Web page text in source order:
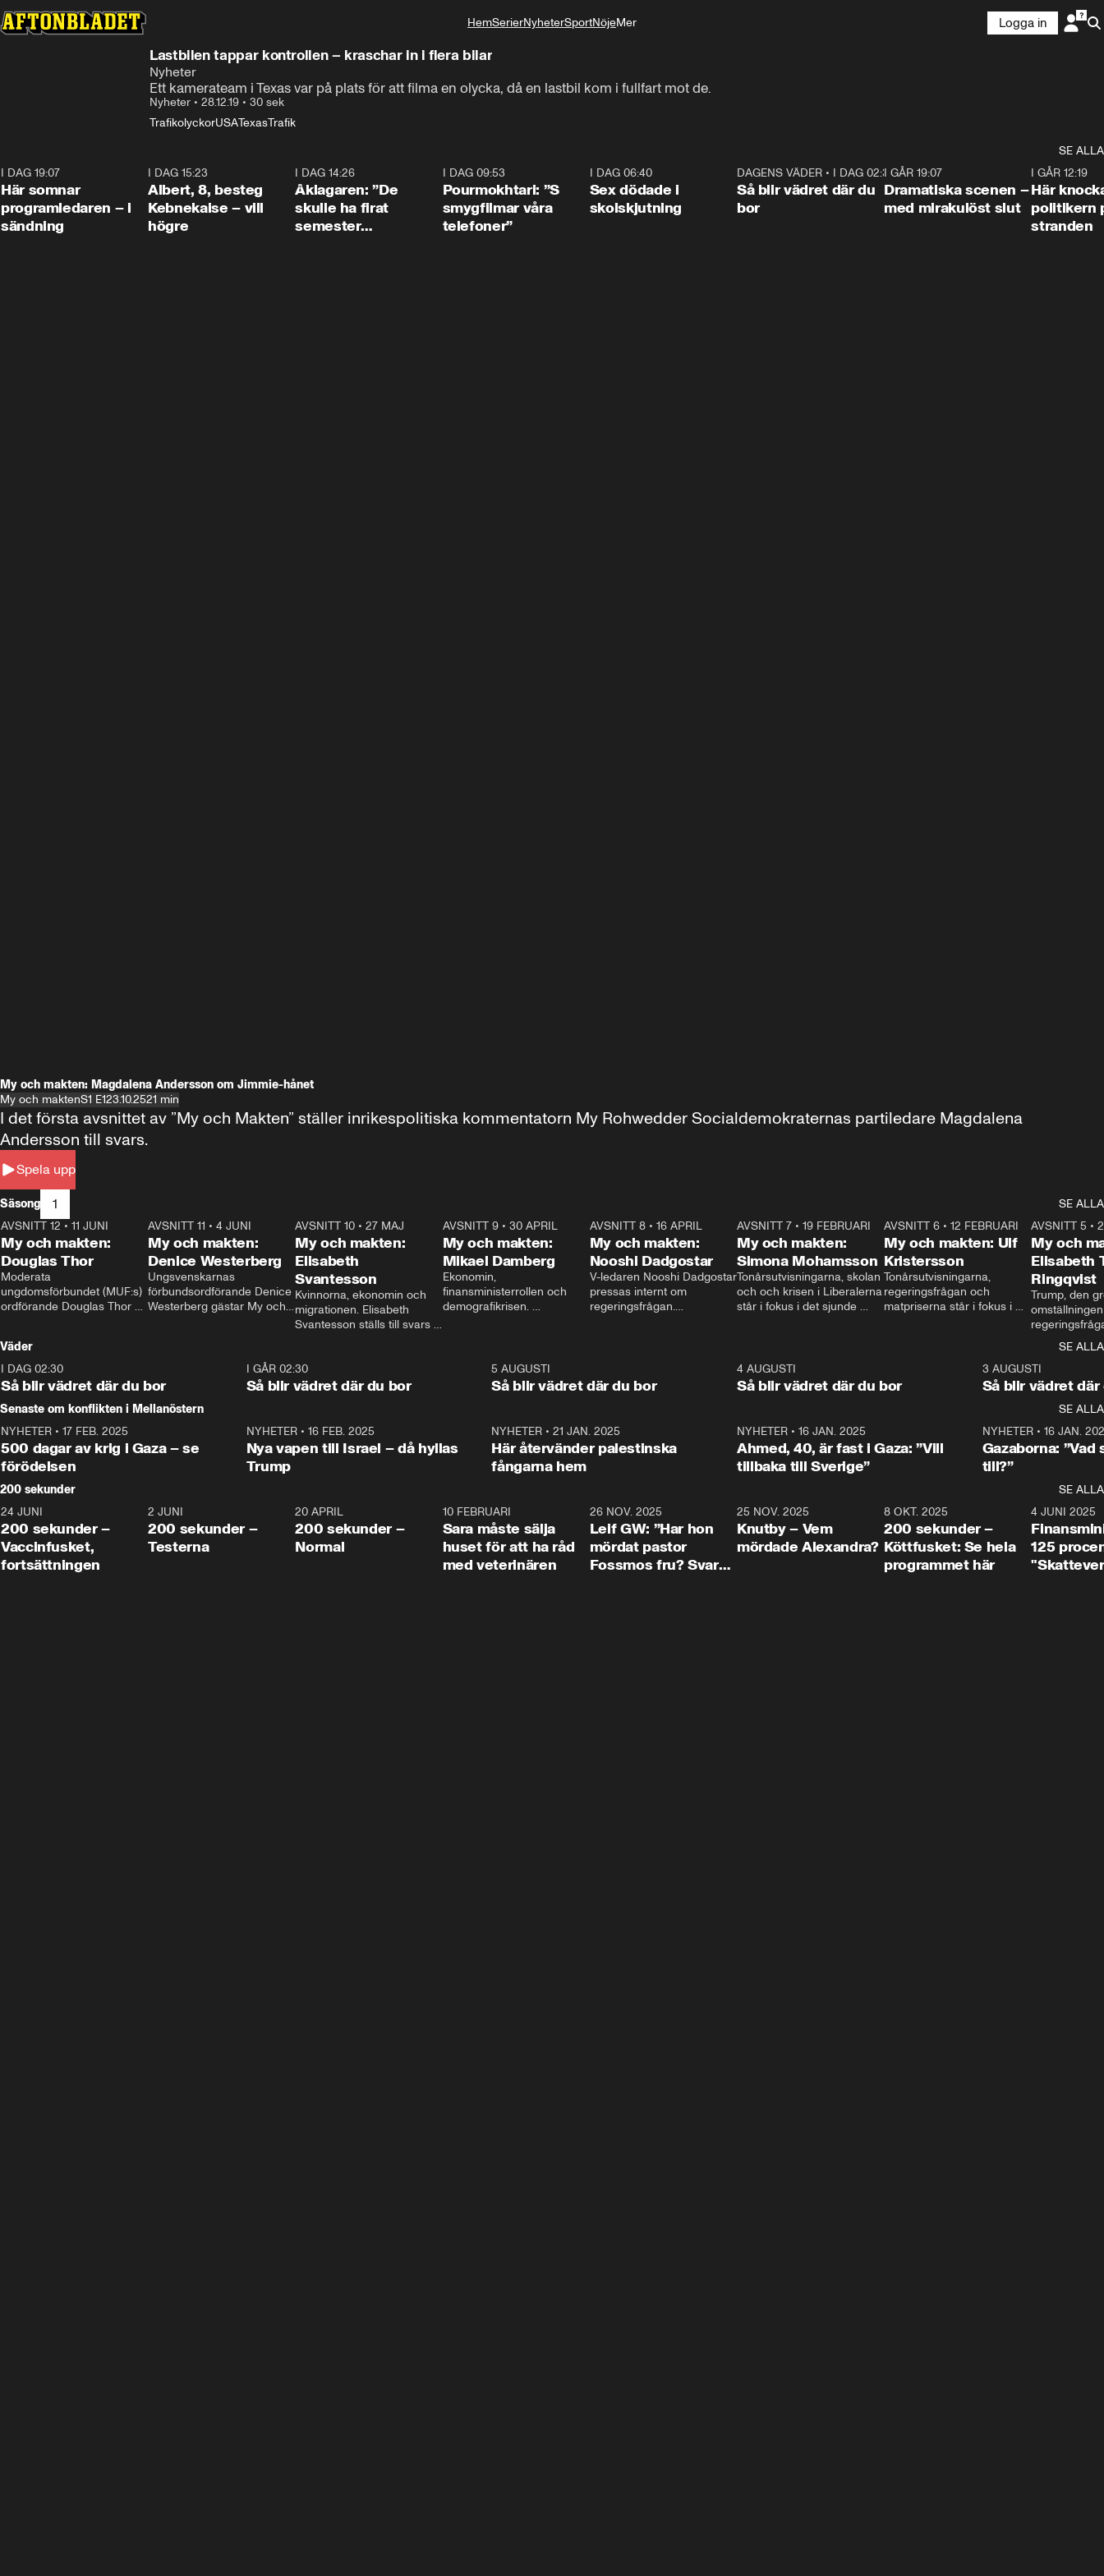
HemSerierNyheterSportNöjeMer
Logga in
Lastbilen tappar kontrollen – kraschar in i flera bilar
Nyheter
Ett kamerateam i Texas var på plats för att filma en olycka, då en lastbil kom i fullfart mot de.
Nyheter • 28.12.19 • 30 sek
TrafikolyckorUSATexasTrafik
SE ALLA
I DAG 19:07
Här somnar
programledaren – i
sändning
I DAG 15:23
Albert, 8, besteg
Kebnekaise – vill
högre
I DAG 14:26
Åklagaren: ”De
skulle ha firat
semester
I DAG 09:53
Pourmokhtari: ”S
smygfilmar våra
telefoner”
I DAG 06:40
Sex dödade i
skolskjutning
1:06
DAGENS VÄDER• I DAG 02:30
Så blir vädret där du
bor
I GÅR 19:07
Dramatiska scenen –
med mirakulöst slut
I GÅR 12:19
Här
politikern
stranden
My och makten: Magdalena Andersson om Jimmie-hånet
My och maktenS1 E123.10.2521 min
Spela upp
I det första avsnittet av ”My och Makten” ställer inrikespolitiska kommentatorn My Rohwedder Socialdemokraternas partiledare Magdalena
Andersson till svars.
Säsong 1
SE ALLA
26:27
AVSNITT 12 • 11 JUNI
My och makten:
Douglas Thor
Moderata
ungdomsförbundet (MUF:s)
ordförande Douglas Thor
tonårsutvisningarna och hur
Moderaterna ska locka
väljare till valet i höst.
23:40
AVSNITT 11 •4 JUNI
My och makten:
Denice Westerberg
Ungsvenskarnas
förbundsordförande Denice
Westerberg gästar My och
AVSNITT 10 •27 MAJ
My och makten:
Elisabeth
Svantesson
Kvinnorna, ekonomin och
migrationen. Elisabeth
Svantesson ställs till svars
AVSNITT 9• 30 APRIL
My och makten:
Mikael Damberg
Ekonomin,
finansministerrollen och
demografikrisen.
och Makten.
AVSNITT 8• 16 APRIL
My och makten:
Nooshi Dadgostar
V-ledaren Nooshi Dadgostar
pressas internt om
regeringsfrågan.
– Vi ställer upp i val. Ska vi
vara med så sitter vi förstås
24:30
AVSNITT 7• 19 FEBRUARI
My och makten:
Simona Mohamsson
Tonårsutvisningarna, skolan
och och krisen i Liberalerna
står i fokus i det sjunde
kommentator My
Rohwedder ställer
utbildnings- och
Mohamsson till svars.
27:30
AVSNITT 6 •12 FEBRUARI
My och makten: Ulf
Kristersson
Tonårsutvisningarna,
regeringsfrågan och
matpriserna står i fokus i
Rohwedder ställer
statsminister Ulf Kristersson
AVSNITT 5 •
My och
Elisabeth
Ringqvist
Trump, den
centrum i
avsnittet av
Makten”. Se
Aftonbladets
Rohwedder
Thand Ring
Väder
SE ALLA
I DAG 02:30
Så blir vädret där du bor
1:06
I GÅR 02:30
Så blir vädret där du bor
5 AUGUSTI
Så blir vädret där du bor
4 AUGUSTI
Så blir vädret där du bor
3 AUGUSTI
Så blir vädret där
Senaste om konflikten i Mellanöstern
SE ALLA
NYHETER • 17 FEB. 2025
500 dagar av krig i Gaza – se
förödelsen
NYHETER• 16 FEB. 2025
Nya vapen till Israel – då hyllas
Trump
NYHETER •21 JAN. 2025
Här återvänder palestinska
fångarna hem
NYHETER• 16 JAN. 2025
Ahmed, 40, är fast i Gaza: ”Vill
tillbaka till Sverige”
NYHETER• 16 JAN.
Gazaborna:
till?”
200 sekunder
SE ALLA
5:00
24 JUNI
200 sekunder –
Vaccinfusket,
fortsättningen
4:23
2 JUNI
200 sekunder –
Testerna
20 APRIL
200 sekunder –
Normal
10 FEBRUARI
Sara måste sälja
huset för att ha råd
med veterinären
26 NOV. 2025
Leif GW: ”Har hon
mördat pastor
Fossmos fru? Svar
31:05
25 NOV. 2025
Knutby – Vem
mördade Alexandra?
4:29
8 OKT. 2025
200 sekunder –
Köttfusket: Se hela
programmet här
4 JUNI 2025
125